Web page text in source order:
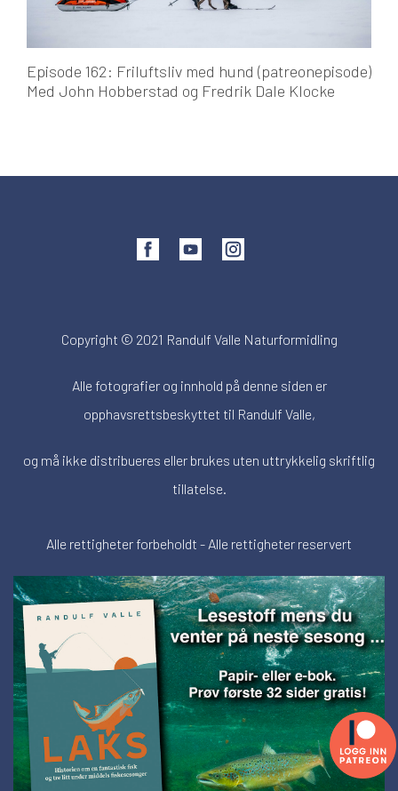
Episode 162: Friluftsliv med hund (patreonepisode)
Med John Hobberstad og Fredrik Dale Klocke
Copyright © 2021 Randulf Valle Naturformidling
Alle fotografier og innhold på denne siden er
opphavsrettsbeskyttet til Randulf Valle,
og må ikke distribueres eller brukes uten uttrykkelig skriftlig
tillatelse.
Alle rettigheter forbeholdt - Alle rettigheter reservert